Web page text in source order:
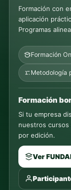
Formación con
aplicación
Programas
Formación
Metodología
Formación
Si tu empresa
nuestros cursos
por edición.
Ver